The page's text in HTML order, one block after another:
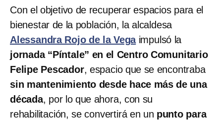
Con el objetivo de recuperar espacios para el
bienestar de la población, la alcaldesa
Alessandra Rojo de la Vegaimpulsó la
jornada “Píntale” en el Centro Comunitario
Felipe Pescador, espacio que se encontraba
sin mantenimiento desde hace más de una
década, por lo que ahora, con su
rehabilitación, se convertirá en un punto para